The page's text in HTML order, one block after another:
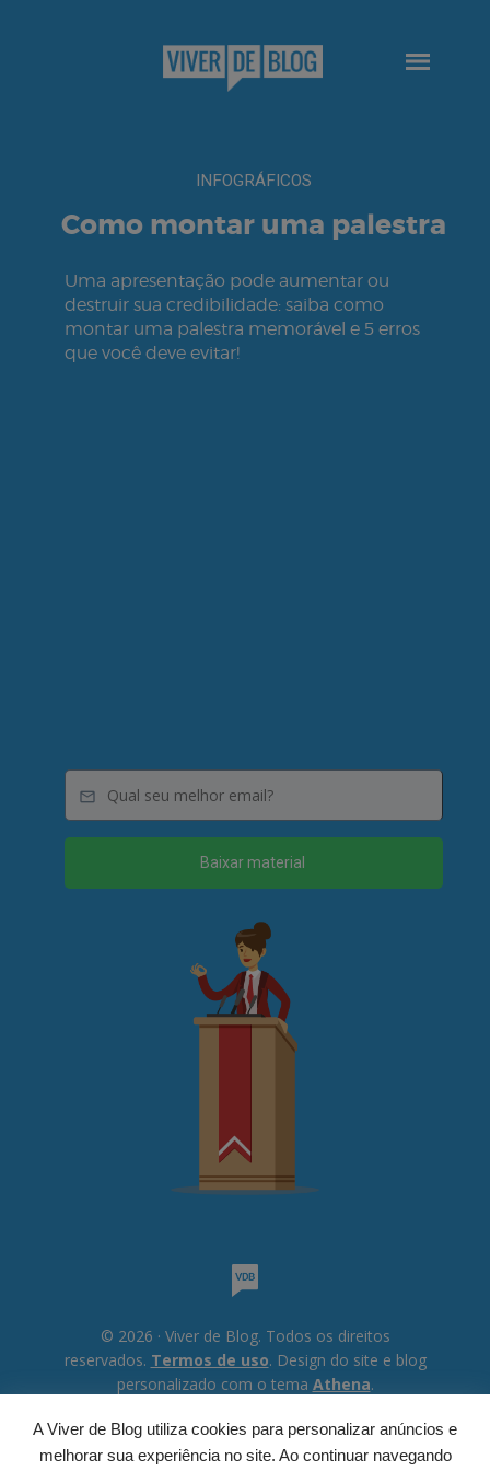
A Viver de Blog utiliza cookies para personalizar anúncios e
melhorar sua experiência no site. Ao continuar navegando
INFOGRÁFICOS
Como montar uma palestra
Uma apresentação pode aumentar ou
destruir sua credibilidade: saiba como
montar uma palestra memorável e 5 erros
que você deve evitar!
© 2026 · Viver de Blog. Todos os direitos
reservados. Termos de uso. Design do site e blog
personalizado com o tema Athena.